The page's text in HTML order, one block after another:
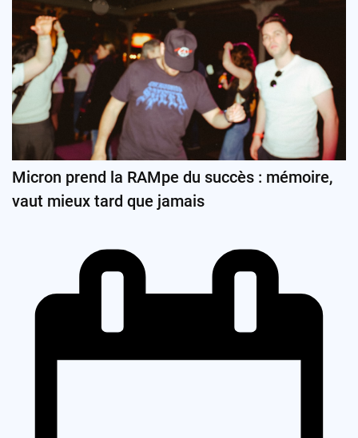
Micron prend la RAMpe du succès : mémoire,
vaut mieux tard que jamais